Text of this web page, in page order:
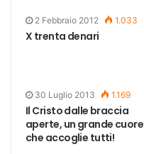
2 Febbraio 2012 1.033
X trenta denari
30 Luglio 2013 1.169
Il Cristo dalle braccia
aperte, un grande cuore
che accoglie tutti!